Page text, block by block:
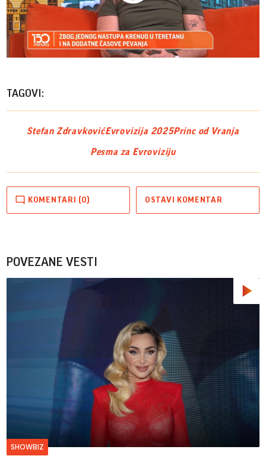
Play
TAGOVI:
Stefan ZdravkovićEvrovizija 2025Princ od Vranja
Pesma za Evroviziju
KOMENTARI (0) OSTAVI KOMENTAR
POVEZANE VESTI
SHOWBIZ